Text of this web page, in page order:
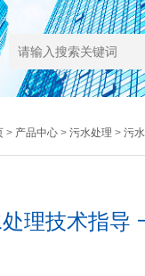
> 产品中心> 污水处理 > 污
理技术指导